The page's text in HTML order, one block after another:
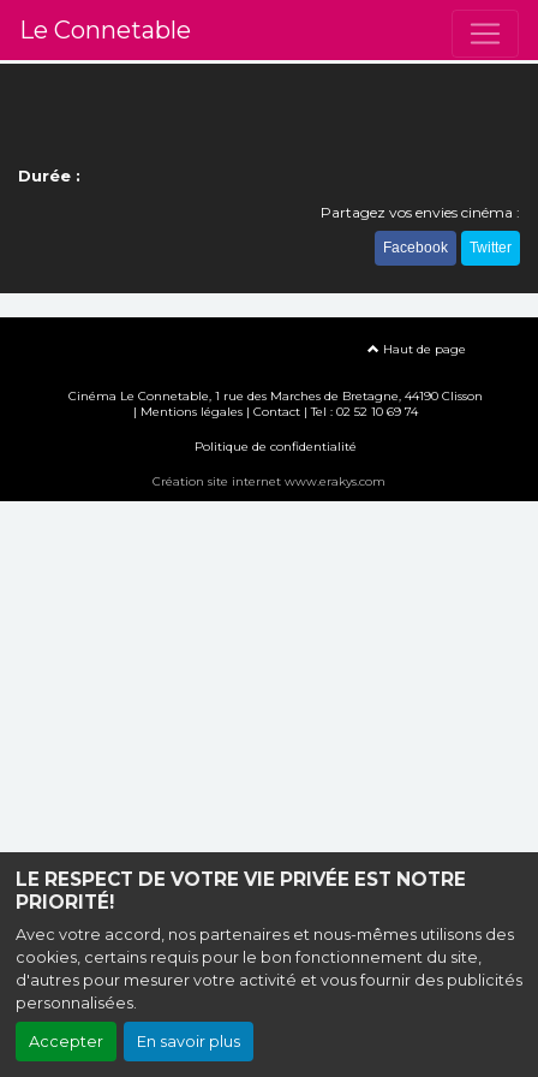
LE RESPECT DE VOTRE VIE PRIVÉE EST NOTRE
PRIORITÉ!
Avec votre accord, nos partenaires et nous-mêmes utilisons des
cookies, certains requis pour le bon fonctionnement du site,
d'autres pour mesurer votre activité et vous fournir des publicités
personnalisées.
Accepter En savoir plus
Le Connetable
Durée :
Partagez vos envies cinéma :
Facebook Twitter
Haut de page
Cinéma Le Connetable, 1 rue des Marches de Bretagne, 44190 Clisson
| Mentions légales| Contact| Tel : 02 52 10 69 74
Politique de confidentialité
Création site internet www.erakys.com